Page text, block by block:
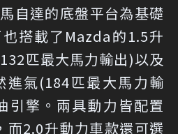
馬自達的底盤平台為基礎
搭載了Mazda的1.5升
匹最大馬力輸出)以及
進氣(184匹最大馬力輸
引擎。兩具動力皆配置
而2.0升動力車款還可選